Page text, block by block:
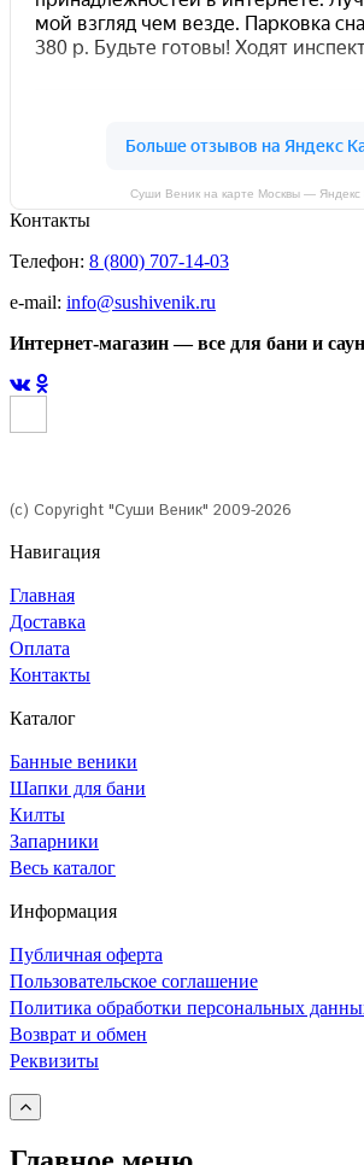
Суши Веник на карте Москвы — Яндекс
Контакты
Телефон: 8 (800) 707-14-03
e-mail: info@sushivenik.ru
Интернет-магазин — все для бани и
(с) Copyright "Суши Веник" 2009-2026
Навигация
Главная
Доставка
Оплата
Контакты
Каталог
Банные веники
Шапки для бани
Килты
Запарники
Весь каталог
Информация
Публичная оферта
Пользовательское соглашение
Политика обработки персональных
Возврат и обмен
Реквизиты